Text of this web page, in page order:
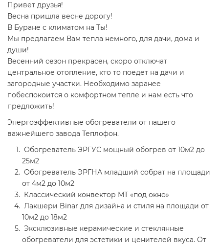
Привет друзья!
Весна пришла весне дорогу!
В Буране с климатом на Ты!
Мы предлагаем Вам тепла немного, для дачи, дома и
души!
Весенний сезон прекрасен, скоро отключат
центральное отопление, кто то поедет на дачи и
загородные участки. Необходимо заранее
побеспокоится о комфортном тепле и нам есть что
предложить!
Энергоэффективные обогреватели от нашего
важнейшего завода Теплофон.
Обогреватель ЭРГУС мощный обогрев от 10м2 до
25м2
Обогреватель ЭРГНА младший собрат на площади
от 4м2 до 10м2
Классический конвектор МТ «под окно»
Лакшери Binar для дизайна и стиля на площади от
10м2 до 18м2
Эксклюзивные керамические и стеклянные
обогреватели для эстетики и ценителей вкуса. От